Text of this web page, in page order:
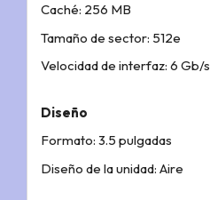
Caché: 256 MB
Tamaño de sector: 512e
Velocidad de interfaz: 6 Gb/s
Diseño
Formato: 3.5 pulgadas
Diseño de la unidad: Aire